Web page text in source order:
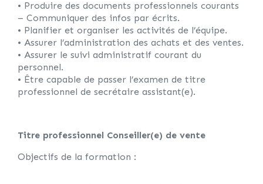
• Produire des documents professionnels courants
– Communiquer des infos par écrits.
• Planifier et organiser les activités de l’équipe.
• Assurer l’administration des achats et des ventes.
• Assurer le suivi administratif courant du
personnel.
• Être capable de passer l’examen de titre
professionnel de secrétaire assistant(e).
Titre professionnel Conseiller(e) de vente
Objectifs de la formation :